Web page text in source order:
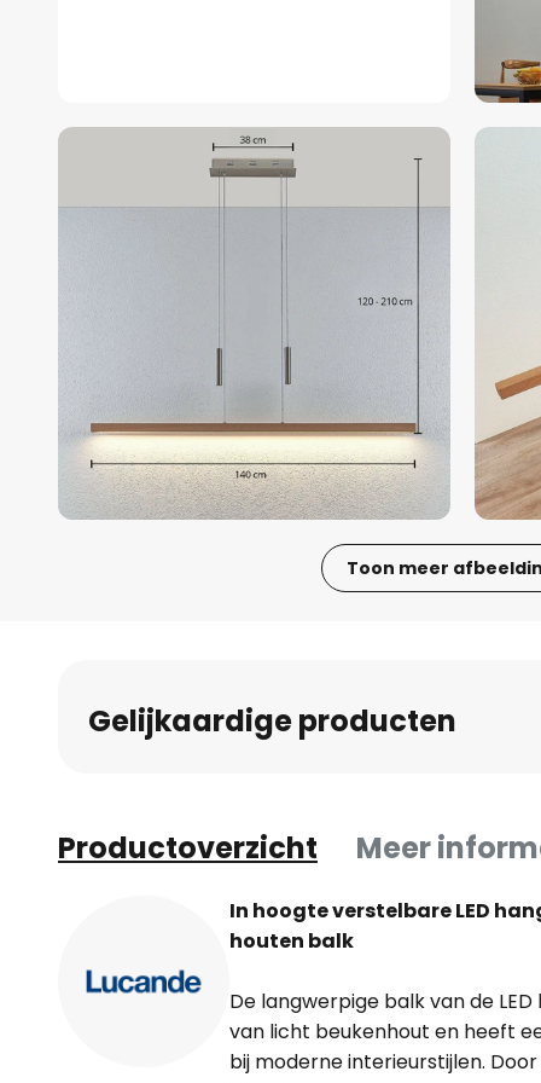
Toon meer
vanGelijkaardige producten
Productoverzicht Meer
In hoogte verstelbare LED
houten balk
De langwerpige balk van de
van licht beukenhout en heeft
bij moderne interieurstijlen.